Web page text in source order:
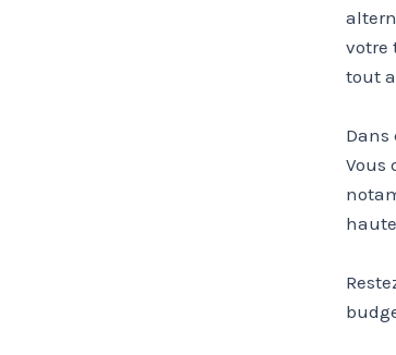
votre
tout
Vous